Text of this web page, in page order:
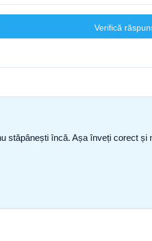
Verifică
stăpânești încă. Așa înveți corect și